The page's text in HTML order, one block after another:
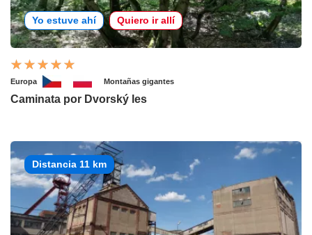
Yo estuve ahí Quiero ir allí
Europa Montañas gigantes
Caminata por Dvorský les
Distancia 11 km